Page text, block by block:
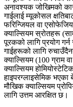
अनावश्यक जोखिमको
गाईलाई म्यूकोसल
फरिन्जियल वा
क्याल्सियम स्रोतहरू
पूरकको लागि प्रयोग
गाईहरूको लागि
क्याल्सियम (100 ग्राम
क्याल्सियम
हाइपरग्लाइसेमिक
मौखिक क्याल्सियम
लागि उत्तम आरक्षित छ।